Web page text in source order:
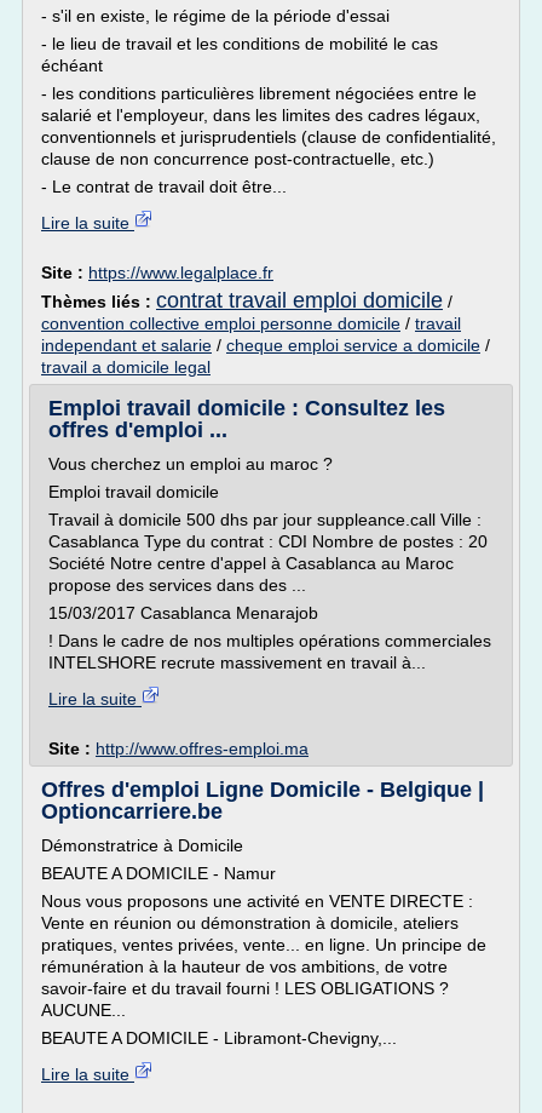
- s'il en existe, le régime de la période d'essai
- le lieu de travail et les conditions de mobilité le cas
échéant
- les conditions particulières librement négociées entre le
salarié et l'employeur, dans les limites des cadres légaux,
conventionnels et jurisprudentiels (clause de confidentialité,
clause de non concurrence post-contractuelle, etc.)
- Le contrat de travail doit être...
Lire la suite
Site : https://www.legalplace.fr
Thèmes liés : contrat travail emploi domicile /
convention collective emploi personne domicile / travail
independant et salarie / cheque emploi service a domicile /
travail a domicile legal
Emploi travail domicile : Consultez les
offres d'emploi ...
Vous cherchez un emploi au maroc ?
Emploi travail domicile
Travail à domicile 500 dhs par jour suppleance.call Ville :
Casablanca Type du contrat : CDI Nombre de postes : 20
Société Notre centre d'appel à Casablanca au Maroc
propose des services dans des ...
15/03/2017 Casablanca Menarajob
! Dans le cadre de nos multiples opérations commerciales
INTELSHORE recrute massivement en travail à...
Lire la suite
Site : http://www.offres-emploi.ma
Offres d'emploi Ligne Domicile - Belgique |
Optioncarriere.be
Démonstratrice à Domicile
BEAUTE A DOMICILE - Namur
Nous vous proposons une activité en VENTE DIRECTE :
Vente en réunion ou démonstration à domicile, ateliers
pratiques, ventes privées, vente... en ligne. Un principe de
rémunération à la hauteur de vos ambitions, de votre
savoir-faire et du travail fourni ! LES OBLIGATIONS ?
AUCUNE...
BEAUTE A DOMICILE - Libramont-Chevigny,...
Lire la suite